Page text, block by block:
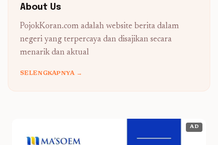
About Us
PojokKoran.com adalah website berita dalam
negeri yang terpercaya dan disajikan secara
menarik dan aktual
SELENGKAPNYA →
AD